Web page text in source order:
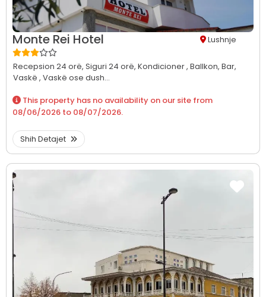
Monte Rei Hotel Lushnje
Recepsion 24 orë, Siguri 24 orë, Kondicioner , Ballkon, Bar,
Vaskë , Vaskë ose dush...
This property has no availability on our site from
08/06/2026 to 08/07/2026.
Shih Detajet